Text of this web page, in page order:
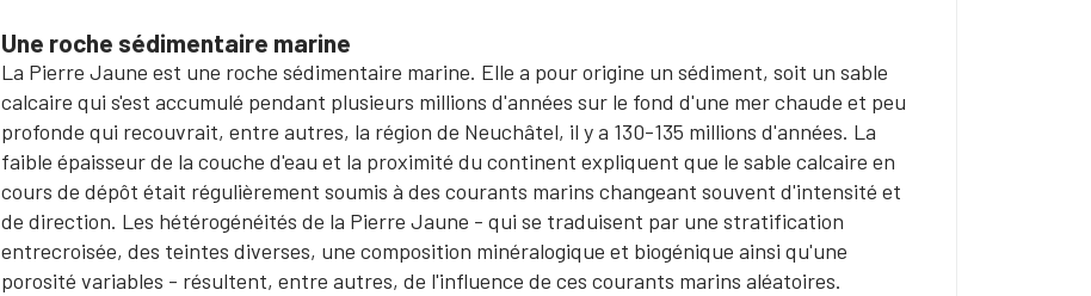
Une roche sédimentaire marine
La Pierre Jaune est une roche sédimentaire marine. Elle a pour origine un sédiment, soit un sable
calcaire qui s'est accumulé pendant plusieurs millions d'années sur le fond d'une mer chaude et peu
profonde qui recouvrait, entre autres, la région de Neuchâtel, il y a 130-135 millions d'années. La
faible épaisseur de la couche d'eau et la proximité du continent expliquent que le sable calcaire en
cours de dépôt était régulièrement soumis à des courants marins changeant souvent d'intensité et
de direction. Les hétérogénéités de la Pierre Jaune - qui se traduisent par une stratification
entrecroisée, des teintes diverses, une composition minéralogique et biogénique ainsi qu'une
porosité variables - résultent, entre autres, de l'influence de ces courants marins aléatoires.